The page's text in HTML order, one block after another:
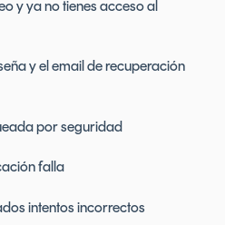
y ya no tienes acceso al
y el email de recuperación
por seguridad
falla
intentos incorrectos